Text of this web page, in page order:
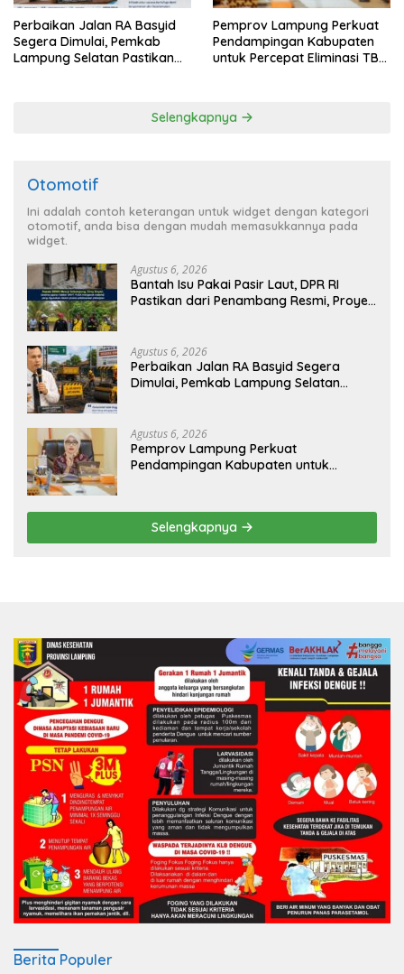
Perbaikan Jalan RA Basyid
Segera Dimulai, Pemkab
Lampung Selatan Pastikan
Pemprov Lampung Perkuat
Pendampingan Kabupaten
untuk Percepat Eliminasi TBC
Selengkapnya
Otomotif
Ini adalah contoh keterangan untuk widget dengan kategori
otomotif, anda bisa dengan mudah memasukkannya pada
widget.
Agustus 6, 2026
Bantah Isu Pakai Pasir Laut, DPR RI
Pastikan dari Penambang Resmi, Proyek
Agustus 6, 2026
Perbaikan Jalan RA Basyid Segera
Dimulai, Pemkab Lampung Selatan
Agustus 6, 2026
Pemprov Lampung Perkuat
Pendampingan Kabupaten untuk
Selengkapnya
Berita Populer